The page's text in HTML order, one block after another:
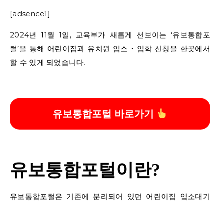
[adsence1]
2024년 11월 1일, 교육부가 새롭게 선보이는 ‘유보통합포
털’을 통해 어린이집과 유치원 입소・입학 신청을 한곳에서
할 수 있게 되었습니다.
유보통합포털 바로가기
유보통합포털이란?
유보통합포털은 기존에 분리되어 있던 어린이집 입소대기